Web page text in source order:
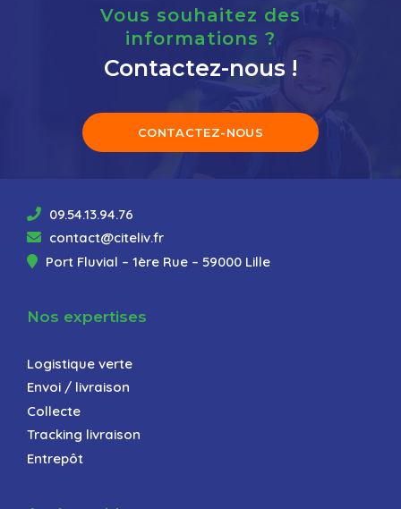
Vous souhaitez des
informations ?
Contactez-nous !
CONTACTEZ-NOUS
09.54.13.94.76
contact@citeliv.fr
Port Fluvial – 1ère Rue – 59000 Lille
Nos expertises
Logistique verte
Envoi / livraison
Collecte
Tracking livraison
Entrepôt